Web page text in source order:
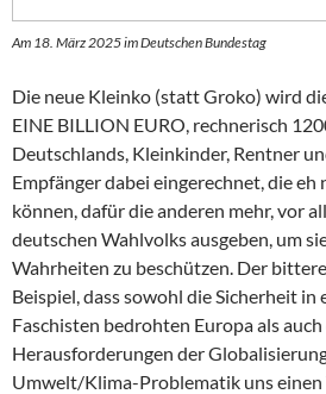
Am 18. März 2025 im Deutschen Bundestag
Die neue Kleinko (statt Groko) wird
EINE BILLION EURO, rechnerisch
Deutschlands, Kleinkinder, Rentner
Empfänger dabei eingerechnet, die eh
können, dafür die anderen mehr, vor
deutschen Wahlvolks ausgeben, um
Wahrheiten zu beschützen. Der
Beispiel, dass sowohl die Sicherheit in
Faschisten bedrohten Europa als
Herausforderungen der
Umwelt/Klima-Problematik uns einen